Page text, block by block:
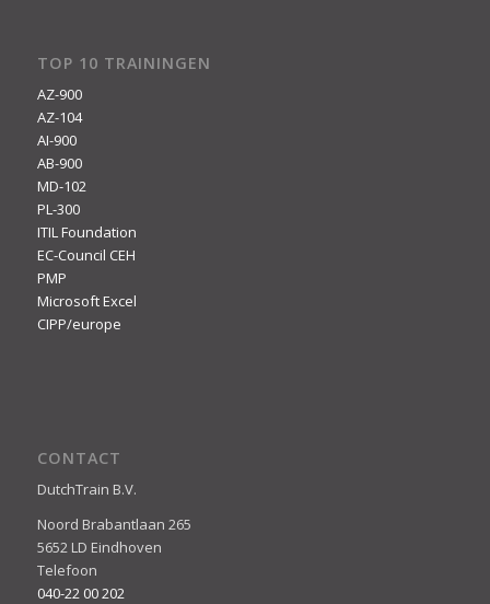
TOP 10 TRAININGEN
AZ-900
AZ-104
AI-900
AB-900
MD-102
PL-300
ITIL Foundation
EC-Council CEH
PMP
Microsoft Excel
CIPP/europe
CONTACT
DutchTrain B.V.
Noord Brabantlaan 265
5652 LD Eindhoven
Telefoon
040-22 00 202